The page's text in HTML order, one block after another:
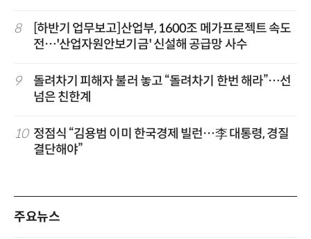
8
[하반기 업무보고]산업부, 1600조 메가프로젝트 속도
전…'산업자원안보기금' 신설해 공급망 사수
9
돌려차기 피해자 불러 놓고 “돌려차기 한번 해라”…선
넘은 친한계
10 정점식 “김용범 이미 한국경제 빌런…李 대통령, 경질
결단해야”
주요뉴스